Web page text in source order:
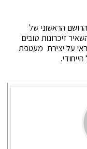
הראשוני של
זיכרונות טובים
על יצירת מעטפת